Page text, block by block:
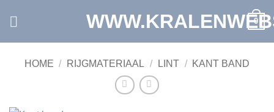
0
HOME / RIJGMATERIAAL / LINT / KANT BAND